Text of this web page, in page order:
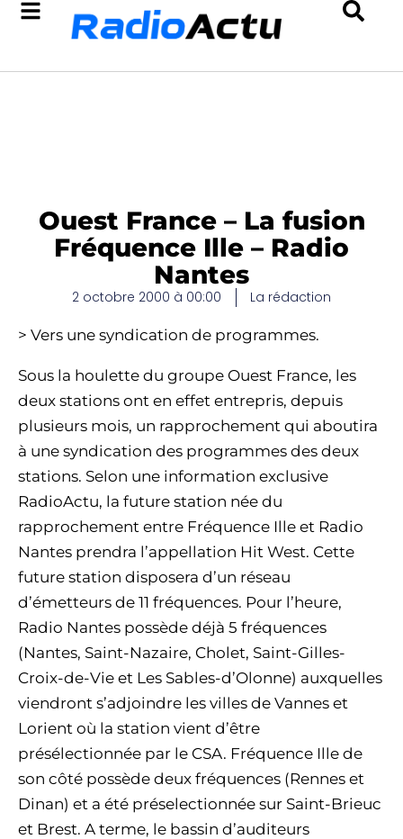
Ouest France – La fusion
Fréquence Ille – Radio
Nantes
2 octobre 2000 à 00:00 La rédaction
> Vers une syndication de programmes.
Sous la houlette du groupe Ouest France, les
deux stations ont en effet entrepris, depuis
plusieurs mois, un rapprochement qui aboutira
à une syndication des programmes des deux
stations. Selon une information exclusive
RadioActu, la future station née du
rapprochement entre Fréquence Ille et Radio
Nantes prendra l’appellation Hit West. Cette
future station disposera d’un réseau
d’émetteurs de 11 fréquences. Pour l’heure,
Radio Nantes possède déjà 5 fréquences
(Nantes, Saint-Nazaire, Cholet, Saint-Gilles-
Croix-de-Vie et Les Sables-d’Olonne) auxquelles
viendront s’adjoindre les villes de Vannes et
Lorient où la station vient d’être
présélectionnée par le CSA. Fréquence Ille de
son côté possède deux fréquences (Rennes et
Dinan) et a été préselectionnée sur Saint-Brieuc
et Brest. A terme, le bassin d’auditeurs